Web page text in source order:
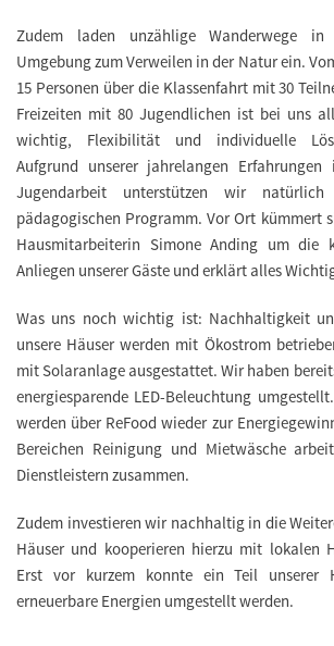
Zudem laden unzählige Wanderwege
Umgebung zum Verweilen in der Natur ein.
15 Personen über die Klassenfahrt mit 30
Freizeiten mit 80 Jugendlichen ist bei uns
wichtig, Flexibilität und individuelle
Aufgrund unserer jahrelangen
Jugendarbeit unterstützen wir
pädagogischen Programm. Vor Ort kümmert
Hausmitarbeiterin Simone Anding um die
Anliegen unserer Gäste und erklärt alles
Was uns noch wichtig ist: Nachhaltigkeit
unsere Häuser werden mit Ökostrom
mit Solaranlage ausgestattet. Wir haben
energiesparende LED-Beleuchtung
werden über ReFood wieder zur
Bereichen Reinigung und Mietwäsche
Dienstleistern zusammen.
Zudem investieren wir nachhaltig in die
Häuser und kooperieren hierzu mit lokalen
Erst vor kurzem konnte ein Teil unserer
erneuerbare Energien umgestellt werden.